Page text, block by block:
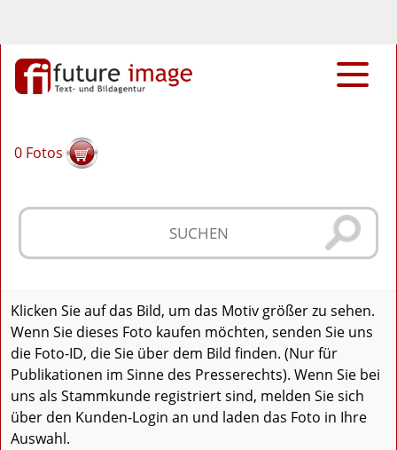
0 Fotos
Klicken Sie auf das Bild, um das Motiv größer zu sehen.
Wenn Sie dieses Foto kaufen möchten, senden Sie uns
die Foto-ID, die Sie über dem Bild finden. (Nur für
Publikationen im Sinne des Presserechts). Wenn Sie bei
uns als Stammkunde registriert sind, melden Sie sich
über den Kunden-Login an und laden das Foto in Ihre
Auswahl.